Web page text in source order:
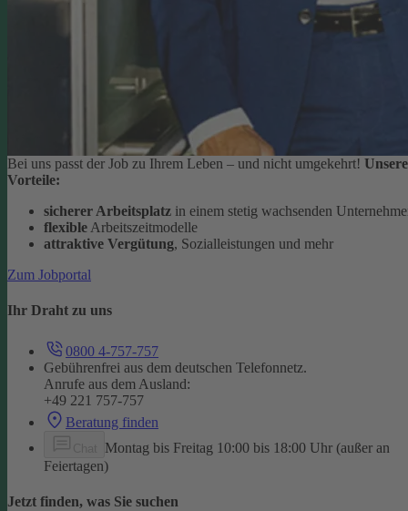
Bei uns passt der Job zu Ihrem Leben – und nicht umgekehrt! Unsere
Vorteile:
sicherer Arbeitsplatz in einem stetig wachsenden
flexible Arbeitszeitmodelle
attraktive Vergütung, Sozialleistungen und mehr
Zum Jobportal
Ihr Draht zu uns
0800 4-757-757
Gebührenfrei aus dem deutschen Telefonnetz.
Anrufe aus dem Ausland:
+49 221 757-757
Beratung finden
Montag bis Freitag 10:00 bis 18:00 Uhr (außer an
Feiertagen)
Jetzt finden, was Sie suchen